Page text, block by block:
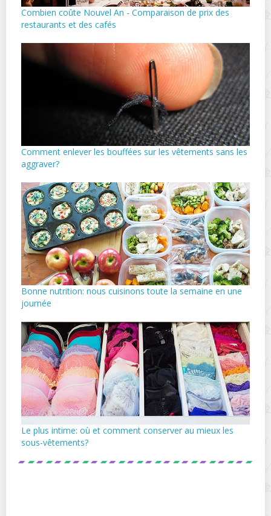
Combien coûte Nouvel An - Comparaison de prix des
restaurants et des cafés
Comment enlever les bouffées sur les vêtements sans les
aggraver?
Bonne nutrition: nous cuisinons toute la semaine en une
journée
Le plus intime: où et comment conserver au mieux les
sous-vêtements?